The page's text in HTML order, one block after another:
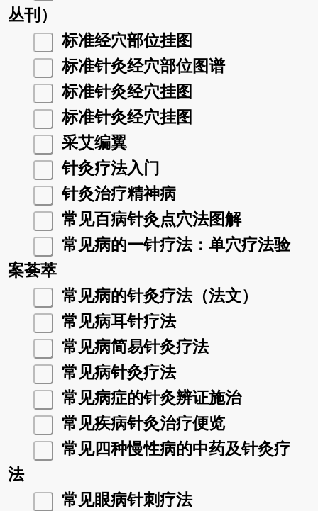
丛刊）
标准经穴部位挂图
标准针灸经穴部位图谱
标准针灸经穴挂图
标准针灸经穴挂图
采艾编翼
针灸疗法入门
针灸治疗精神病
常见百病针灸点穴法图解
常见病的一针疗法：单穴疗法验
案荟萃
常见病的针灸疗法（法文）
常见病耳针疗法
常见病简易针灸疗法
常见病针灸疗法
常见病症的针灸辨证施治
常见疾病针灸治疗便览
常见四种慢性病的中药及针灸疗
法
常见眼病针刺疗法